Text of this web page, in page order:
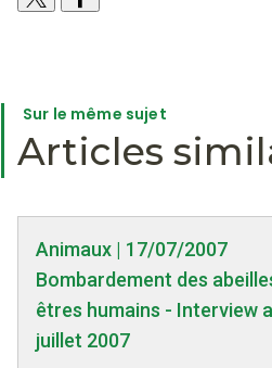
Sur le même sujet
Articles
Animaux | 17/07/2007
Bombardement des
êtres humains - Interview
juillet 2007